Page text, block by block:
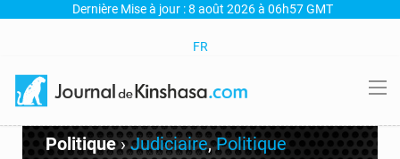
Dernière Mise à jour : 8 août 2026 à 06h57 GMT
FR
Politique›Judiciaire,Politique